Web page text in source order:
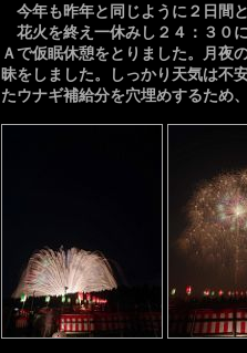
今年も昨年と同じように２日間
花火を終え一休みし２４：３０
Ａで仮眠休憩をとりました。月夜
昧をしました。しっかり天気は不
たウナギ補給分を穴埋めするため